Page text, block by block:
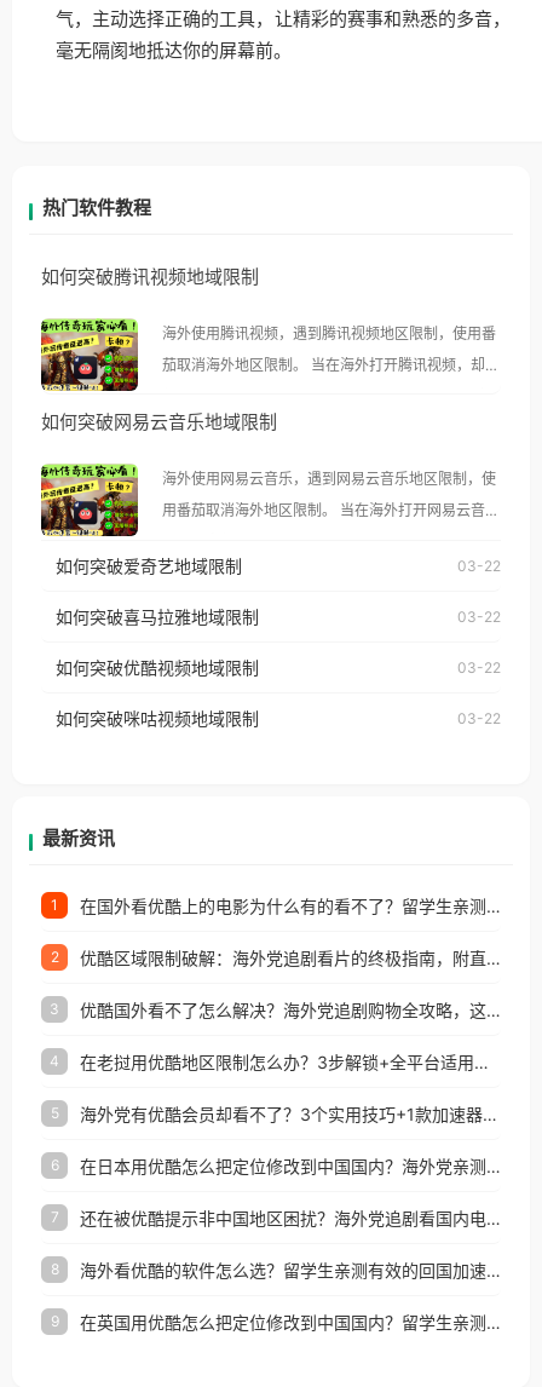
气，主动选择正确的工具，让精彩的赛事和熟悉的多音，
毫无隔阂地抵达你的屏幕前。
热门软件教程
如何突破腾讯视频地域限制
海外使用腾讯视频，遇到腾讯视频地区限制，使用番
茄取消海外地区限制。 当在海外打开腾讯视频，却突
示语。 海外用户如香港、澳门、台湾、美国、加拿
像其他音乐平台一样，出现地区及版权限制问题，且
仅能在中国大陆地区播放。 遇到这个问题的朋友们，
使用番茄回国加速器，即可解决「海外用户收听腾讯
台湾、美国、加拿大、澳大利亚、欧洲等国家和地区
权限制所困扰。
如何突破网易云音乐地域限制
海外使用网易云音乐，遇到网易云音乐地区限制，使
用番茄取消海外地区限制。 当在海外打开网易云音
播放”的提示语。 海外用户如香港、澳门、台湾、美
国、加拿大、澳大利亚、欧洲等国家和地区时，网易
制问题，且仅能在中国大陆地区播放。 遇到这个问题
户收听网易云音乐地区版权限制」的问题，无论人在
如何突破爱奇艺地域限制 03-22
如何突破喜马拉雅地域限制 03-22
如何突破优酷视频地域限制 03-22
如何突破咪咕视频地域限制 03-22
最新资讯
1 在国外看优酷上的电影为什么有的看不了？留学生亲测有效的回国加速方案
2 优酷区域限制破解：海外党追剧看片的终极指南，附直播欧冠+1905电影网解决方案
3 优酷国外看不了怎么解决？海外党追剧购物全攻略，这招亲测有效！
4 在老挝用优酷地区限制怎么办？3步解锁+全平台适用的回国加速器指南
5 海外党有优酷会员却看不了？3个实用技巧+1款加速器解决追剧&金融APP难题
6 在日本用优酷怎么把定位修改到中国国内？海外党亲测有效的回国加速指南
7 还在被优酷提示非中国地区困扰？海外党追剧看国内电影的正确打开方式
8 海外看优酷的软件怎么选？留学生亲测有效的回国加速方案
9 在英国用优酷怎么把定位修改到中国国内？留学生亲测有效的回国加速方案